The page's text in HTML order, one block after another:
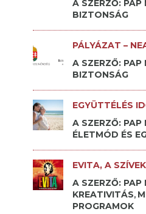
A SZERZŐ: PAP
BIZTONSÁG
PÁLYÁZAT –
A SZERZŐ: PAP
BIZTONSÁG
EGYÜTTÉLÉS
A SZERZŐ: PAP
ÉLETMÓD ÉS
EVITA, A
A SZERZŐ: PAP
KREATIVITÁS,
PROGRAMOK